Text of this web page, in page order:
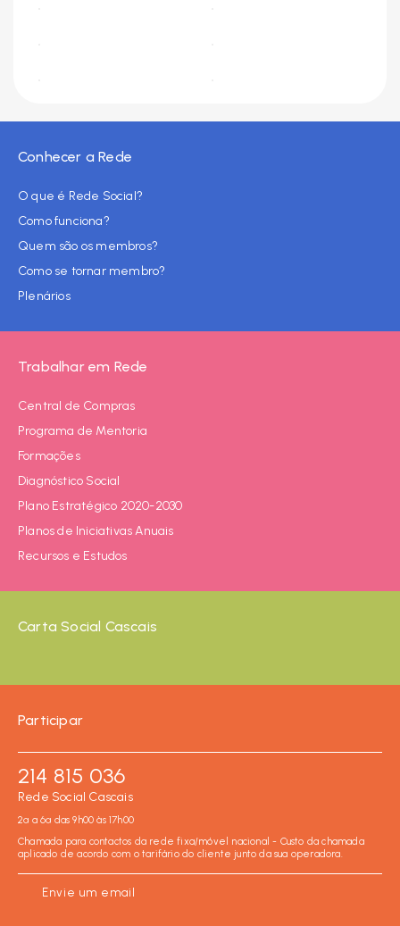
Conhecer a Rede
O que é Rede Social?
Como funciona?
Quem são os membros?
Como se tornar membro?
Plenários
Trabalhar em Rede
Central de Compras
Programa de Mentoria
Formações
Diagnóstico Social
Plano Estratégico 2020-2030
Planos de Iniciativas Anuais
Recursos e Estudos
Carta Social Cascais
Participar
214 815 036
Rede Social Cascais
2ª a 6ª das 9h00 às 17h00
Chamada para contactos da rede fixa/móvel nacional - Custo da chamada
aplicado de acordo com o tarifário do cliente junto da sua operadora.
Envie um email